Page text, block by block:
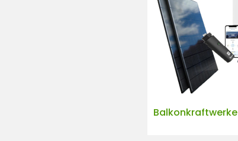
Balkonkraftwerke